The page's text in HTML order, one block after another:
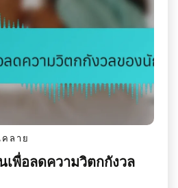
ลาย
เพื่อลดความวิตกกังวล